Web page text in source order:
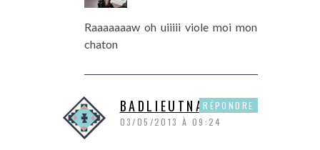
Raaaaaaaw oh uiiiii viole moi mon
chaton
BADLIEUTNANT
03/05/2013 À 09:24
RÉPONDRE